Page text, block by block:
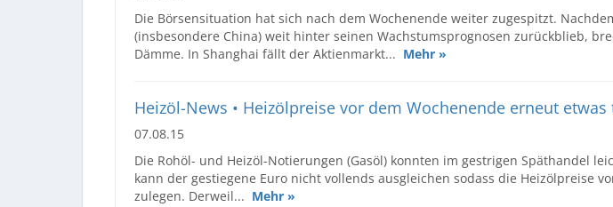
Die Börsensituation hat sich nach dem Wochenende weiter zugespitzt.
(insbesondere China) weit hinter seinen Wachstumsprognosen zurückblieb,
Dämme. In Shanghai fällt der Aktienmarkt... Mehr »
Heizöl-News • Heizölpreise vor dem Wochenende erneut etwas
07.08.15
Die Rohöl- und Heizöl-Notierungen (Gasöl) konnten im gestrigen Späthandel
kann der gestiegene Euro nicht vollends ausgleichen sodass die Heizölpreise
zulegen. Derweil... Mehr »